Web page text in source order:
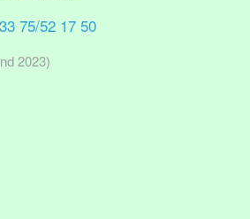
75/52 17 50
2023)